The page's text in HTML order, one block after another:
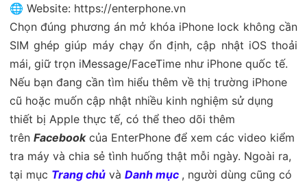
🌐 Website: https://enterphone.vn
Chọn đúng phương án mở khóa iPhone lock không cần
SIM ghép giúp máy chạy ổn định, cập nhật iOS thoải
mái, giữ trọn iMessage/FaceTime như iPhone quốc tế.
Nếu bạn đang cần tìm hiểu thêm về thị trường iPhone
cũ hoặc muốn cập nhật nhiều kinh nghiệm sử dụng
thiết bị Apple thực tế, có thể theo dõi thêm
trên Facebookcủa EnterPhone để xem các video kiểm
tra máy và chia sẻ tình huống thật mỗi ngày. Ngoài ra,
tại mục Trang chủ và Danh mục , người dùng cũng có